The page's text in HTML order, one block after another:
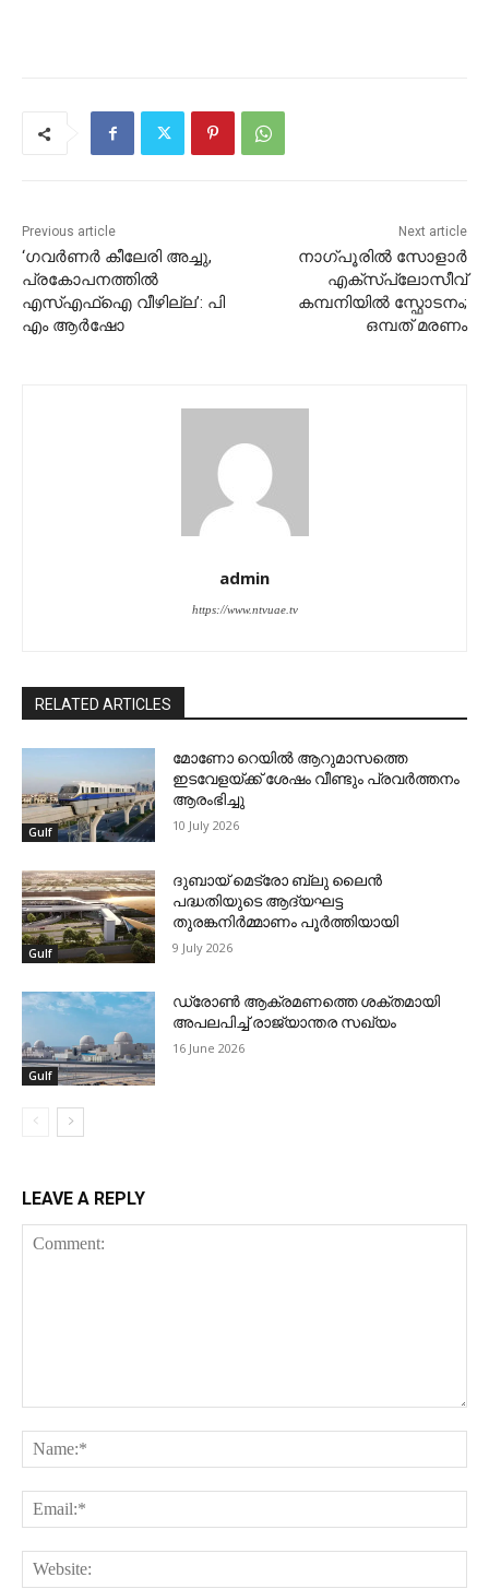
Previous article
‘ഗവർണർ കീലേരി അച്ചു,
പ്രകോപനത്തിൽ
എസ്എഫ്ഐ വീഴില്ല’: പി
എം ആര്‍ഷോ
Next article
നാഗ്പൂരിൽ സോളാർ
എക്‌സ്‌പ്ലോസീവ്
കമ്പനിയിൽ സ്ഫോടനം;
ഒമ്പത് മരണം
admin
https://www.ntvuae.tv
RELATED ARTICLES
Gulf
മോണോ റെയില്‍ ആറുമാസത്തെ
ഇടവേളയ്ക്ക് ശേഷം വീണ്ടും പ്രവര്‍ത്തനം
ആരംഭിച്ചു
10 July 2026
Gulf
ദുബായ് മെട്രോ ബ്ലു ലൈന്‍
പദ്ധതിയുടെ ആദ്യഘട്ട
തുരങ്കനിര്‍മ്മാണം പൂര്‍ത്തിയായി
9 July 2026
Gulf
ഡ്രോണ്‍ ആക്രമണത്തെ ശക്തമായി
അപലപിച്ച് രാജ്യാന്തര സഖ്യം
16 June 2026
LEAVE A REPLY